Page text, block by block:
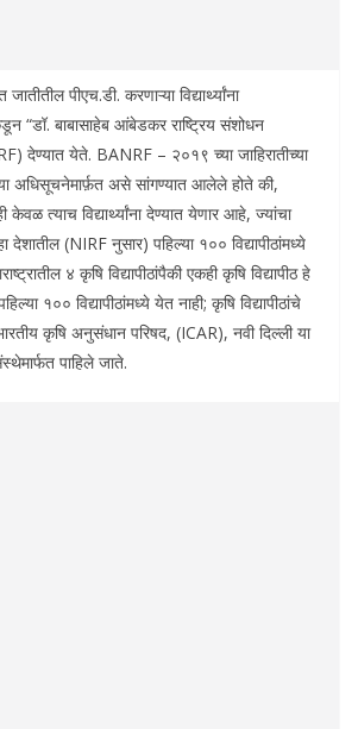
पीएच.डी. करणाऱ्या विद्यार्थ्यांना
“डॉ. बाबासाहेब आंबेडकर राष्ट्रिय संशोधन
देण्यात येते. BANRF – २०१९ च्या जाहिरातीच्या
अधिसूचनेमार्फ़त असे सांगण्यात आलेले होते की,
केवळ त्याच विद्यार्थ्यांना देण्यात येणार आहे, ज्यांचा
देशातील (NIRF नुसार) पहिल्या १०० विद्यापीठांमध्ये
४ कृषि विद्यापीठांपैकी एकही कृषि विद्यापीठ हे
१०० विद्यापीठांमध्ये येत नाही; कृषि विद्यापीठांचे
कृषि अनुसंधान परिषद, (ICAR), नवी दिल्ली या
पाहिले जाते.